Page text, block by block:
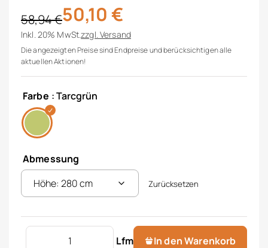
58,94€
Ursprünglicher Preis war: 58,94 €
50,10 €
Aktueller Preis ist: 50,10 €.
Inkl. 20% MwSt.zzgl.Versand
Die angezeigten Preise sind Endpreise und berücksichtigen alle
aktuellen Aktionen!
Farbe : Tarcgrün
Abmessung
Zurücksetzen
Lfm
Store m.Bogenabschluss Menge
In den Warenkorb